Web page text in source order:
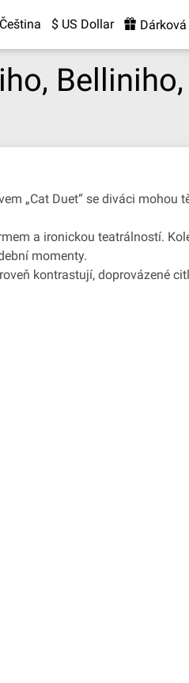
Čeština $ US Dollar
Belliniho,
„Cat Duet“ se diváci mohou
a ironickou teatrálností.
momenty.
kontrastují, doprovázené